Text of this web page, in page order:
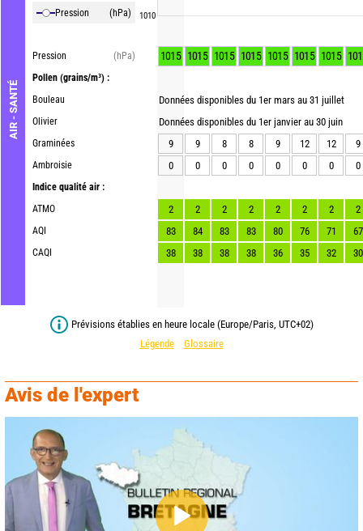
AIR - SANTÉ
Pression (hPa)
Pression
(hPa)
Pollen (grains/m³) :
Bouleau
Olivier
Graminées
Ambroisie
Indice qualité air :
ATMO
AQI
CAQI
1010
1015 1015 1015 1015 1015 1015 1015
Données disponibles du 1er mars au 31 juillet
Données disponibles du 1er janvier au 30 juin
9
9 8 8 9 12 12
9
0
0 0 0 0 0 0 0
2 2 2 2 2 2 2
2
83
84 83 83 80 76 71
67
38
38 38 38 36 35 32 30
Prévisions établies en heure locale (Europe/Paris, UTC+02)
Légende
Glossaire
Avis de l'expert